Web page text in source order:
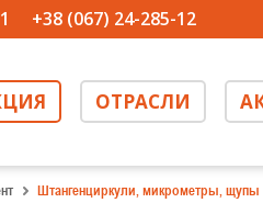
+38 (067) 24-285-12
ОТРАСЛИ
Штангенциркули, микрометры, щупы